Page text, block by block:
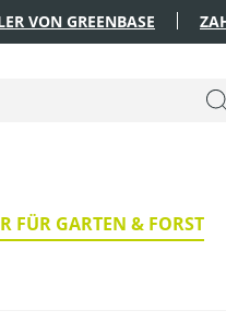
VON GREENBASE
FÜR GARTEN & FORST